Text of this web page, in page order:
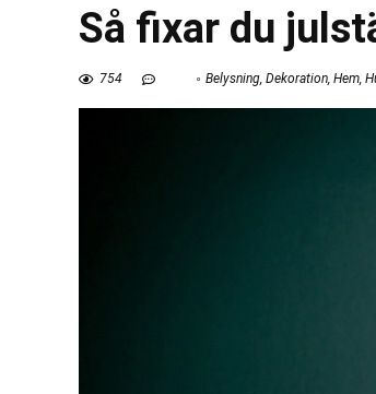
Så fixar du
754 Belysning, Dekoration, Hem,